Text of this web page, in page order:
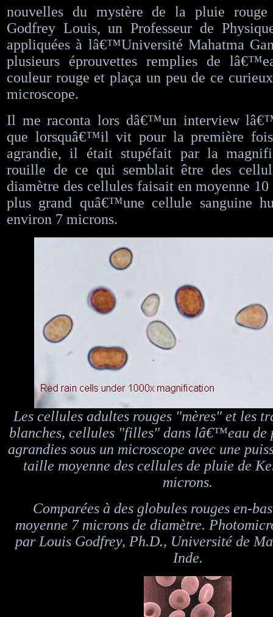
nouvelles du mystère de la pluie
Godfrey Louis, un Professeur de
appliquées à lâ€™Université Mahatma
plusieurs éprouvettes remplies de
couleur rouge et plaça un peu de ce
microscope.
Il me raconta lors dâ€™un interview
que lorsquâ€™il vit pour la première
agrandie, il était stupéfait par la
rouille de ce qui semblait être des
diamètre des cellules faisait en moyenne
plus grand quâ€™une cellule sanguine
environ 7 microns.
Les cellules adultes rouges "mères" et les
blanches, cellules "filles" dans lâ€™eau de
agrandies sous un microscope avec une
taille moyenne des cellules de pluie de
microns.
Comparées à des globules rouges en-
moyenne 7 microns de diamètre.
par Louis Godfrey, Ph.D., Université de
Inde.